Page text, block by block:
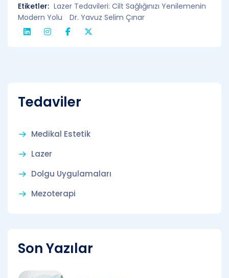
Etiketler: Lazer Tedavileri: Cilt Sağlığınızı Yenilemenin
Modern Yolu
Dr. Yavuz Selim Çınar
Tedaviler
Medikal Estetik
Lazer
Dolgu Uygulamaları
Mezoterapi
Son Yazılar